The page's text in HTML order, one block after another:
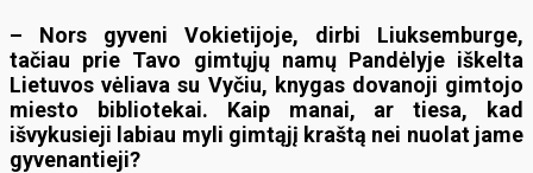
– Nors gyveni Vokietijoje, dirbi Liuksemburge,
tačiau prie Tavo gimtųjų namų Pandėlyje iškelta
Lietuvos vėliava su Vyčiu, knygas dovanoji gimtojo
miesto bibliotekai. Kaip manai, ar tiesa, kad
išvykusieji labiau myli gimtąjį kraštą nei nuolat jame
gyvenantieji?